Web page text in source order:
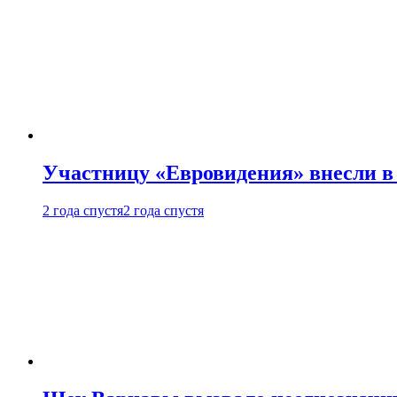
Участницу «Евровидения» внесли
2 года спустя2 года спустя